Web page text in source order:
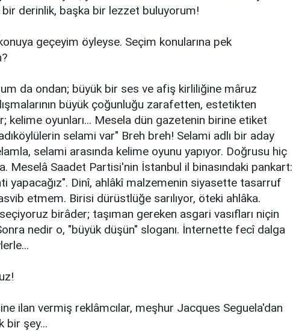
bir derinlik, başka bir lezzet buluyorum!
geçeyim öyleyse. Seçim konularına pek
da ondan; büyük bir ses ve afiş kirliliğine mâruz
büyük çoğunluğu zarafetten, estetikten
kelime oyunları... Mesela dün gazetenin birine etiket
selami var" Breh breh! Selami adlı bir aday
selami arasında kelime oyunu yapıyor. Doğrusu hiç
Meselâ Saadet Partisi'nin İstanbul il binasındaki pankart:
yapacağız". Dinî, ahlâkî malzemenin siyasette tasarruf
etmem. Birisi dürüstlüğe sarılıyor, öteki ahlâka.
birâder; taşıman gereken asgari vasıfları niçin
nedir o, "büyük düşün" sloganı. İnternette fecî dalga
ilan vermiş reklâmcılar, meşhur Jacques Seguela'dan
bir şey...